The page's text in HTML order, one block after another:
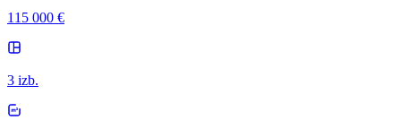
115 000 €
3 izb.